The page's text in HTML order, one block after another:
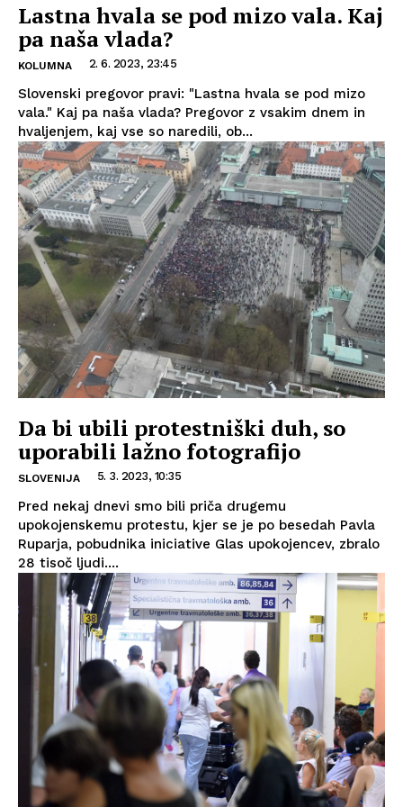
Lastna hvala se pod mizo vala. Kaj
pa naša vlada?
KOLUMNA 2. 6. 2023, 23:45
Slovenski pregovor pravi: "Lastna hvala se pod mizo
vala." Kaj pa naša vlada? Pregovor z vsakim dnem in
hvaljenjem, kaj vse so naredili, ob...
Da bi ubili protestniški duh, so
uporabili lažno fotografijo
SLOVENIJA 5. 3. 2023, 10:35
Pred nekaj dnevi smo bili priča drugemu
upokojenskemu protestu, kjer se je po besedah Pavla
Ruparja, pobudnika iniciative Glas upokojencev, zbralo
28 tisoč ljudi....